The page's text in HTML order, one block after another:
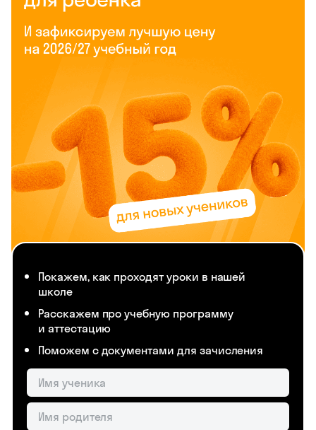
Покажем, как проходят уроки в нашей
школе
Расскажем про учебную программу
и аттестацию
Поможем с документами для зачисления